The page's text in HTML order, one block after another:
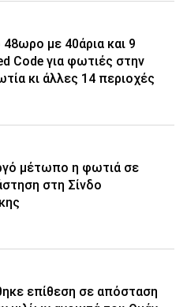
48ωρο με 40άρια και 9
Code για φωτιές στην
κι άλλες 14 περιοχές
μέτωπο η φωτιά σε
στη Σίνδο
επίθεση σε απόσταση